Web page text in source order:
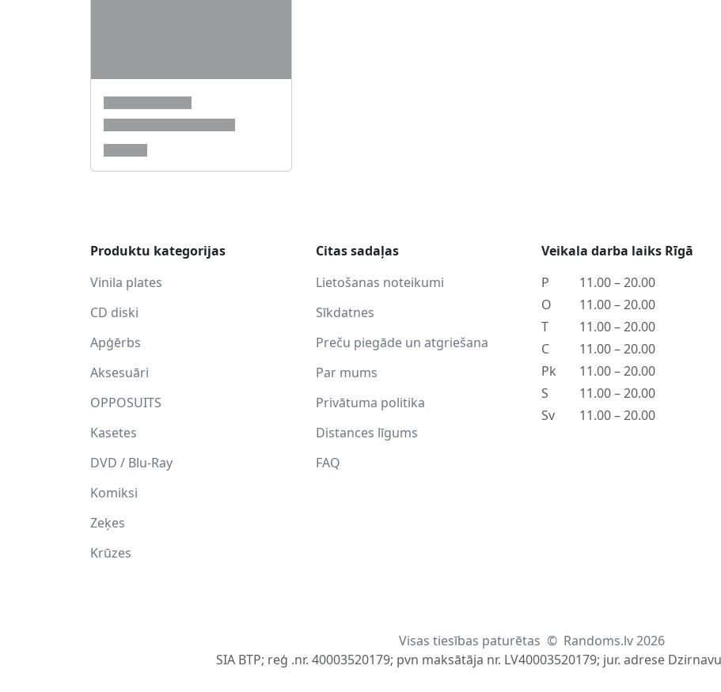
Produktu kategorijas
Vinila plates
CD diski
Apģērbs
Aksesuāri
OPPOSUITS
Kasetes
DVD / Blu-Ray
Komiksi
Zeķes
Krūzes
Citas sadaļas
Lietošanas noteikumi
Sīkdatnes
Preču piegāde un atgriešana
Par mums
Privātuma politika
Distances līgums
FAQ
Veikala darba laiks Rīgā
P
11.00 – 20.00
O
11.00 – 20.00
T
11.00 – 20.00
C
11.00 – 20.00
Pk
11.00 – 20.00
S
11.00 – 20.00
Sv
11.00 – 20.00
Visas tiesības paturētas © Randoms.lv 2026
SIA BTP; reģ .nr. 40003520179; pvn maksātāja nr. LV40003520179; jur. adrese